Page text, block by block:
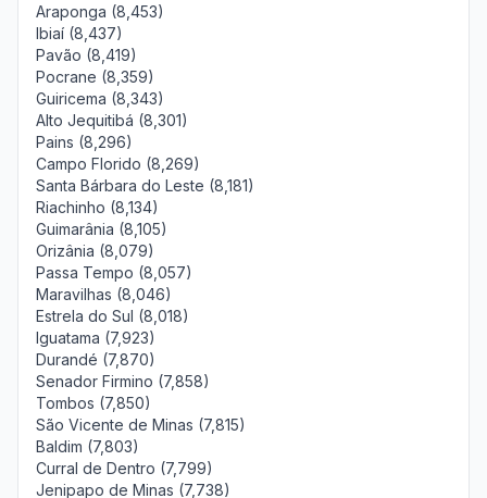
Araponga (8,453)
Ibiaí (8,437)
Pavão (8,419)
Pocrane (8,359)
Guiricema (8,343)
Alto Jequitibá (8,301)
Pains (8,296)
Campo Florido (8,269)
Santa Bárbara do Leste (8,181)
Riachinho (8,134)
Guimarânia (8,105)
Orizânia (8,079)
Passa Tempo (8,057)
Maravilhas (8,046)
Estrela do Sul (8,018)
Iguatama (7,923)
Durandé (7,870)
Senador Firmino (7,858)
Tombos (7,850)
São Vicente de Minas (7,815)
Baldim (7,803)
Curral de Dentro (7,799)
Jenipapo de Minas (7,738)